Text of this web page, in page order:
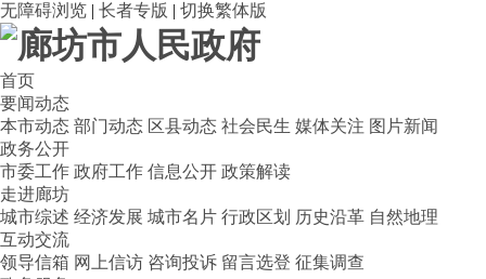
无障碍浏览 | 长者专版 | 切换繁体版
首页
要闻动态
本市动态 部门动态 区县动态 社会民生 媒体关注 图片新闻
政务公开
市委工作 政府工作 信息公开 政策解读
走进廊坊
城市综述 经济发展 城市名片 行政区划 历史沿革 自然地理
互动交流
领导信箱 网上信访 咨询投诉 留言选登 征集调查